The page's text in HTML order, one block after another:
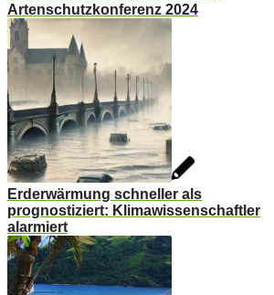
Artenschutzkonferenz 2024
Erderwärmung schneller als
prognostiziert: Klimawissenschaftler
alarmiert